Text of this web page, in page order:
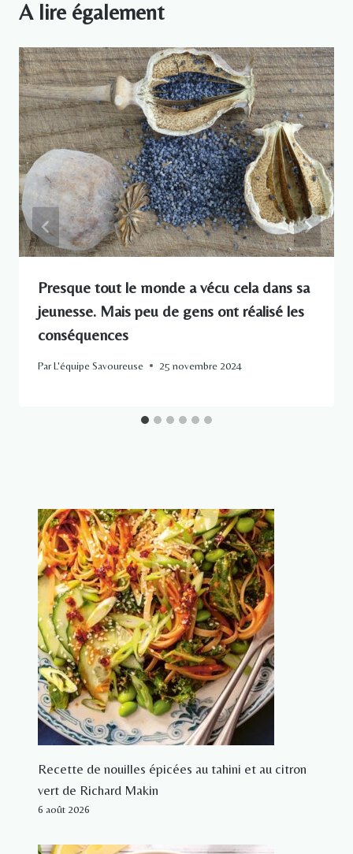
A lire également
Presque tout le monde a vécu cela dans sa
jeunesse. Mais peu de gens ont réalisé les
conséquences
ParL'équipe Savoureuse 25 novembre 2024
Recette de nouilles épicées au tahini et au citron
vert de Richard Makin
6 août 2026